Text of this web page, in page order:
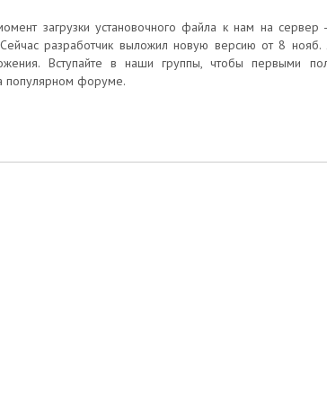
загрузки установочного файла к нам на
разработчик выложил новую версию от 8 нояб.
Вступайте в наши группы, чтобы первыми
популярном форуме.